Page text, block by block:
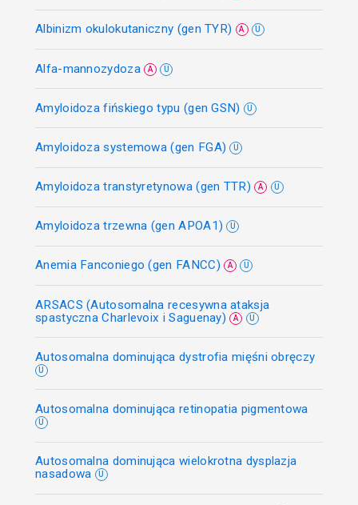
Albinizm okulokutaniczny (gen TYR) A U
Alfa-mannozydoza A U
Amyloidoza fińskiego typu (gen GSN) U
Amyloidoza systemowa (gen FGA) U
Amyloidoza transtyretynowa (gen TTR) A U
Amyloidoza trzewna (gen APOA1) U
Anemia Fanconiego (gen FANCC) A U
ARSACS (Autosomalna recesywna ataksja
spastyczna Charlevoix i Saguenay)
A U
Autosomalna dominująca dystrofia mięśni obręczy
U
Autosomalna dominująca retinopatia pigmentowa
U
Autosomalna dominująca wielokrotna dysplazja
nasadowa
U